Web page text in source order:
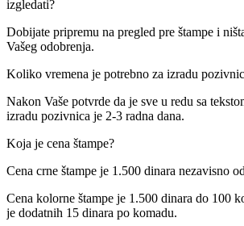
izgledati?
Dobijate pripremu na pregled pre štampe i
Vašeg odobrenja.
Koliko vremena je potrebno za izradu
Nakon Vaše potvrde da je sve u redu sa
izradu pozivnica je 2-3 radna dana.
Koja je cena štampe?
Cena crne štampe je 1.500 dinara nezavisno
Cena kolorne štampe je 1.500 dinara do 100
je dodatnih 15 dinara po komadu.